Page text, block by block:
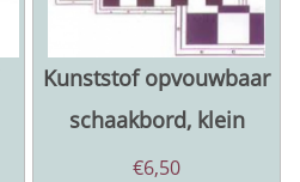
Kunststof opvouwbaar
schaakbord, klein
€6,50